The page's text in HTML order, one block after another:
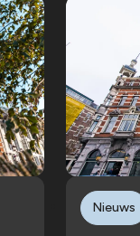
Nieuws